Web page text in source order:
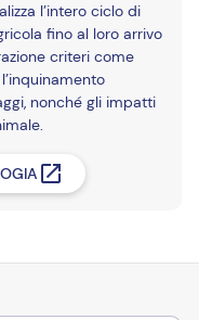
l’intero ciclo di
fino al loro arrivo
criteri come
nonché gli impatti